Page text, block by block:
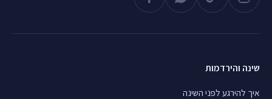
שינה והירדמות
איך להירגע לפני השינה